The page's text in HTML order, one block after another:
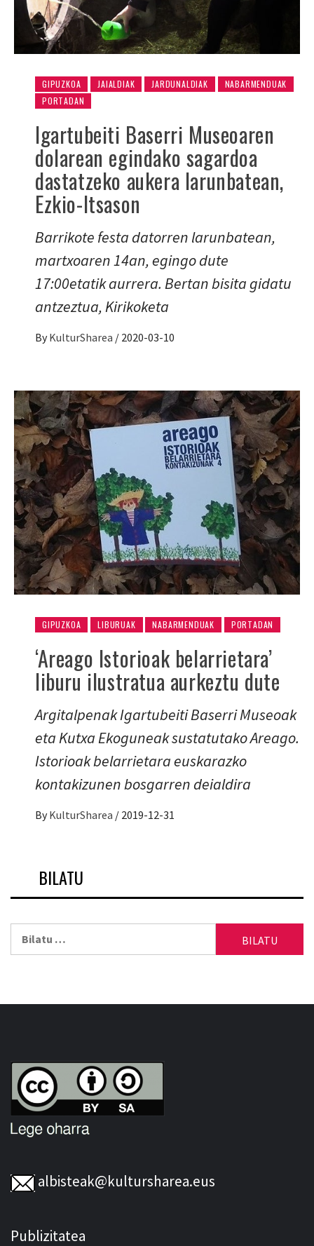
GIPUZKOA JAIALDIAK JARDUNALDIAK
NABARMENDUAK
PORTADAN
Igartubeiti Baserri Museoaren
dolarean egindako sagardoa
dastatzeko aukera larunbatean,
Ezkio-Itsason
Barrikote festa datorren larunbatean,
martxoaren 14an, egingo dute
17:00etatik aurrera. Bertan bisita gidatu
antzeztua, Kirikoketa
By KulturSharea / 2020-03-10
GIPUZKOA LIBURUAK NABARMENDUAK PORTADAN
‘Areago Istorioak belarrietara’
liburu ilustratua aurkeztu dute
Argitalpenak Igartubeiti Baserri Museoak
eta Kutxa Ekoguneak sustatutako Areago.
Istorioak belarrietara euskarazko
kontakizunen bosgarren deialdira
By KulturSharea / 2019-12-31
BILATU
albisteak@kultursharea.eus
Publizitatea